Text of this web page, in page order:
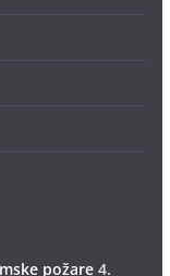
požare 4.